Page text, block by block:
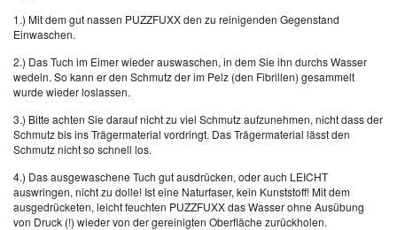
1.) Mit dem gut nassen PUZZFUXX den zu reinigenden Gegenstand
Einwaschen.
2.) Das Tuch im Eimer wieder auswaschen, in dem Sie ihn durchs Wasser
wedeln. So kann er den Schmutz der im Pelz (den Fibrillen) gesammelt
wurde wieder loslassen.
3.) Bitte achten Sie darauf nicht zu viel Schmutz aufzunehmen, nicht dass der
Schmutz bis ins Trägermaterial vordringt. Das Trägermaterial lässt den
Schmutz nicht so schnell los.
4.) Das ausgewaschene Tuch gut ausdrücken, oder auch LEICHT
auswringen, nicht zu dolle! Ist eine Naturfaser, kein Kunststoff! Mit dem
ausgedrücketen, leicht feuchten PUZZFUXX das Wasser ohne Ausübung
von Druck (!) wieder von der gereinigten Oberfläche zurückholen.